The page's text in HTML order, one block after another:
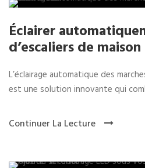
Éclairer
d’escaliers de
L’éclairage automatique des
est une solution innovante qui
Continuer La Lecture